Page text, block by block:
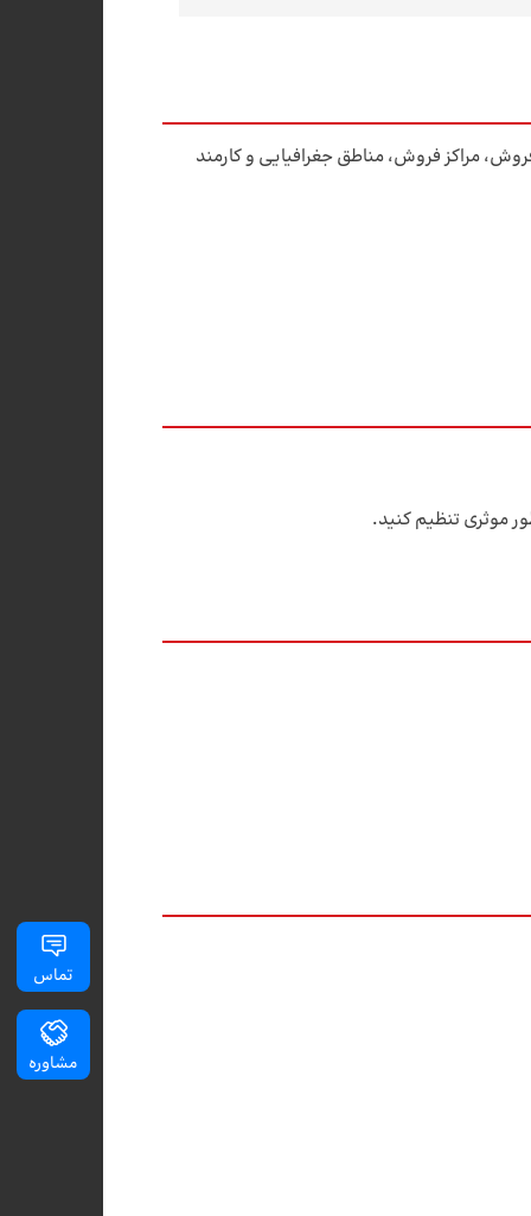
مراکز فروش، مناطق جغرافیایی و کارمند
موثری تنظیم کنید.
تماس
مشاوره